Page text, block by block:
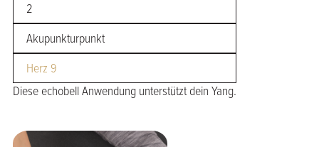
2
Akupunkturpunkt
Herz 9
Diese echobell Anwendung unterstützt dein Yang.